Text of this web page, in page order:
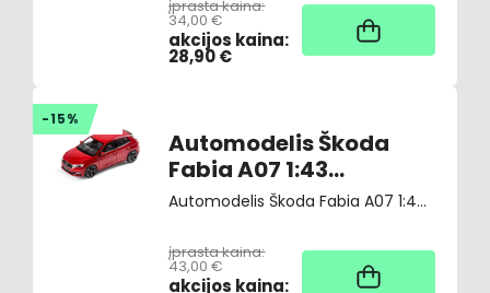
įprasta kaina:
34,00 €
akcijos kaina:
28,90 €
Užsakant
-15%
Automodelis Škoda
Fabia A07 1:43
(aksominės raudonosAutomodelis Škoda Fabia A07 1:43 (aksominės raudonos spalvos)
įprasta kaina:
43,00 €
akcijos kaina:
Užsakant